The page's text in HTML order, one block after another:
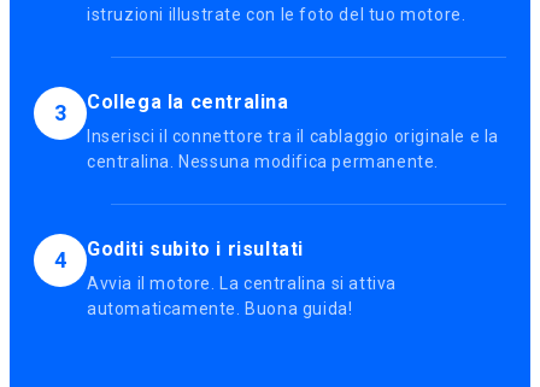
istruzioni illustrate con le foto del tuo motore.
3 Collega la centralina
Inserisci il connettore tra il cablaggio originale e la
centralina. Nessuna modifica permanente.
4 Goditi subito i risultati
Avvia il motore. La centralina si attiva
automaticamente. Buona guida!